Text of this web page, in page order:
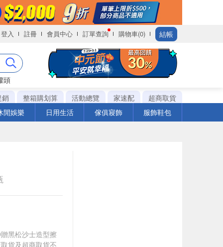
登入 註冊 會員中心 訂單查詢 購物車(0) 結帳
頭
銷
整箱購划算 活動總覽 家速配
超商取貨
閒娛樂
日用生活 傢俱寢飾 服飾鞋包
黑松沙士造型擦
貨及超商取貨不